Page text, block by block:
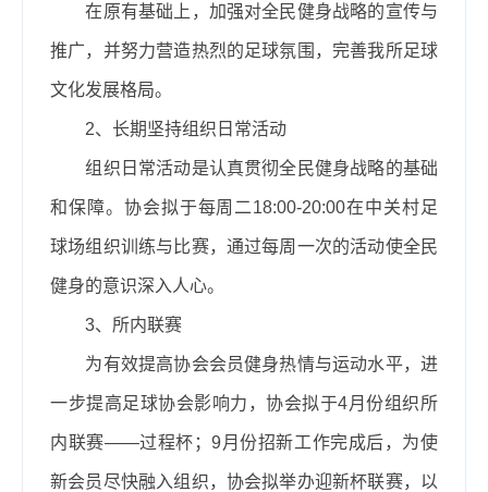
在原有基础上，加强对全民健身战略的宣传与
推广，并努力营造热烈的足球氛围，完善我所足球
文化发展格局。
2、长期坚持组织日常活动
组织日常活动是认真贯彻全民健身战略的基础
和保障。协会拟于每周二18:00-20:00在中关村足
球场组织训练与比赛，通过每周一次的活动使全民
健身的意识深入人心。
3、所内联赛
为有效提高协会会员健身热情与运动水平，进
一步提高足球协会影响力，协会拟于4月份组织所
内联赛——过程杯；9月份招新工作完成后，为使
新会员尽快融入组织，协会拟举办迎新杯联赛，以